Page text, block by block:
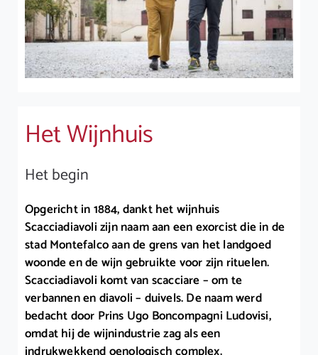
Het Wijnhuis
Het begin
Opgericht in 1884, dankt het wijnhuis
Scacciadiavoli zijn naam aan een exorcist die in de
stad Montefalco aan de grens van het landgoed
woonde en de wijn gebruikte voor zijn rituelen.
Scacciadiavoli komt van scacciare – om te
verbannen en diavoli – duivels. De naam werd
bedacht door Prins Ugo Boncompagni Ludovisi,
omdat hij de wijnindustrie zag als een